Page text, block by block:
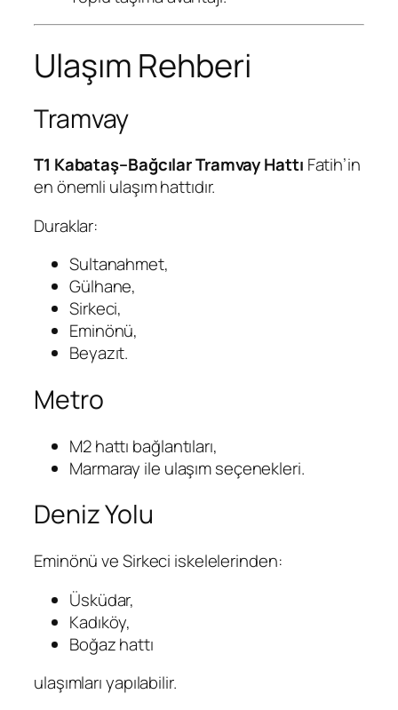
Ulaşım Rehberi
Tramvay
T1 Kabataş–Bağcılar Tramvay Hattı Fatih’in
en önemli ulaşım hattıdır.
Duraklar:
Sultanahmet,
Gülhane,
Sirkeci,
Eminönü,
Beyazıt.
Metro
M2 hattı bağlantıları,
Marmaray ile ulaşım seçenekleri.
Deniz Yolu
Eminönü ve Sirkeci iskelelerinden:
Üsküdar,
Kadıköy,
Boğaz hattı
ulaşımları yapılabilir.